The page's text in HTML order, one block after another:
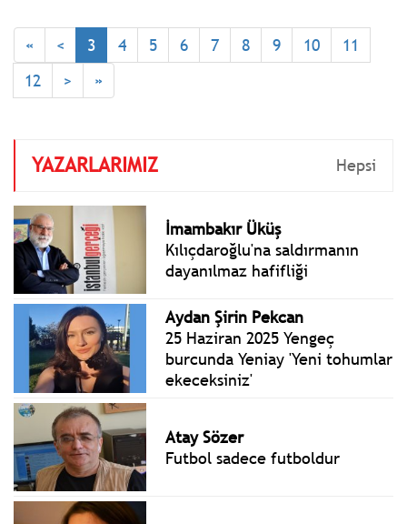
Başkanları Zirvesi öncesi
Türkiye’ye resmî ziyaret
« < 3 4 5 6 7 8 9 10
11
12
> »
YAZARLARIMIZ Hepsi
İmambakır Üküş
Kılıçdaroğlu'na saldırmanın
dayanılmaz hafifliği
Aydan Şirin Pekcan
25 Haziran 2025 Yengeç
burcunda Yeniay 'Yeni tohumlar
ekeceksiniz'
Atay Sözer
Futbol sadece futboldur